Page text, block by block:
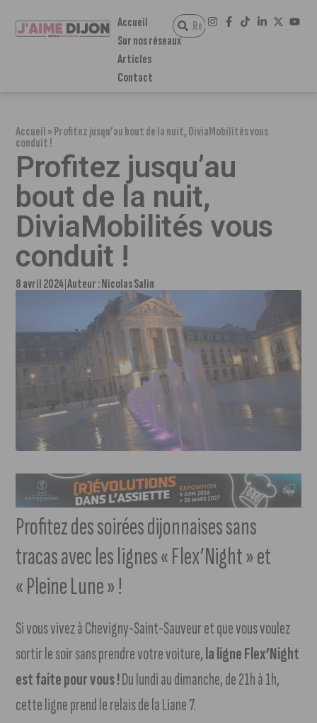
Accueil
Sur nos réseaux
Articles
Contact
Accueil»Profitez jusqu’au bout de la nuit, DiviaMobilités vous
conduit !
Profitez jusqu’au
bout de la nuit,
DiviaMobilités vous
conduit !
8 avril 2024 Auteur :Nicolas Salin
Profitez des soirées dijonnaises sans
tracas avec les lignes « Flex’Night » et
« Pleine Lune » !
Si vous vivez à Chevigny-Saint-Sauveur et que vous voulez
sortir le soir sans prendre votre voiture,la ligne Flex’Night
est faite pour vous !Du lundi au dimanche, de 21h à 1h,
cette ligne prend le relais de la Liane 7.